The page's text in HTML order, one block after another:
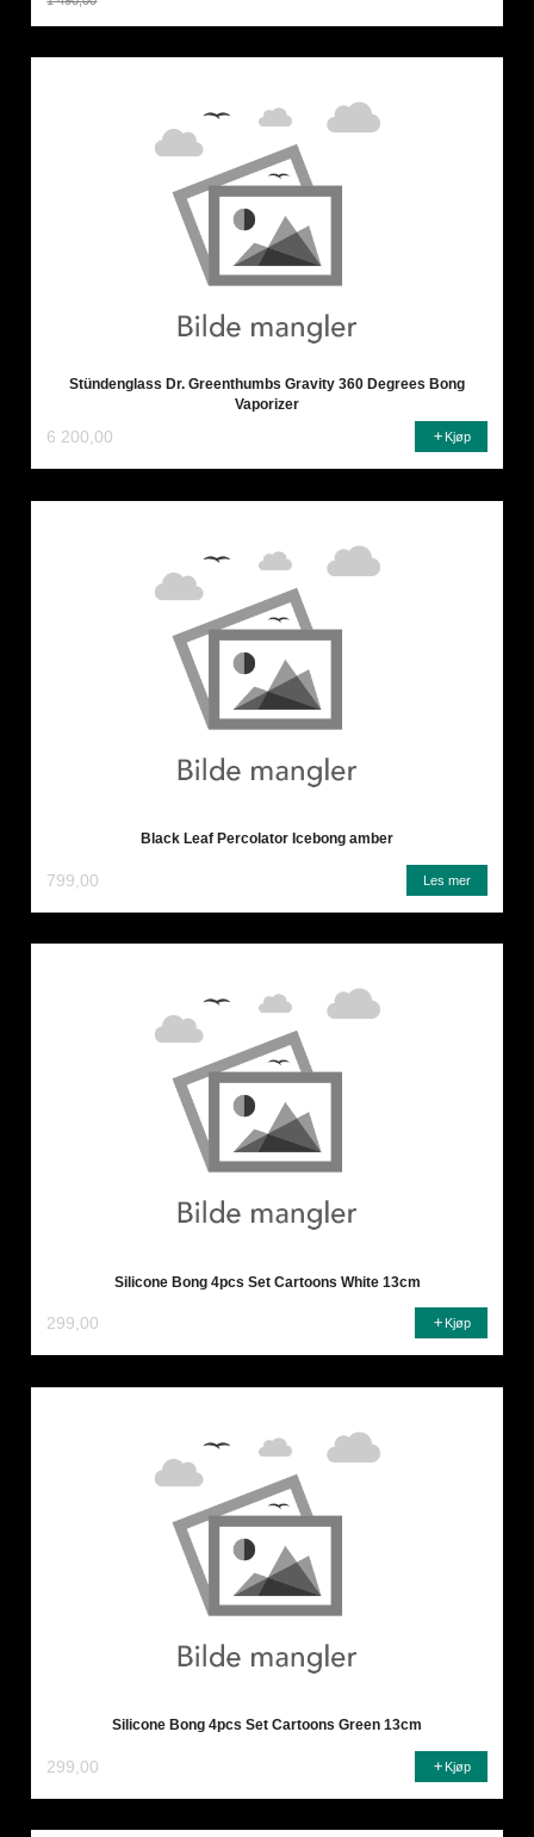
Stündenglass Dr. Greenthumbs Gravity 360 Degrees Bong
Vaporizer
6 200,00 Kjøp
Black Leaf Percolator Icebong amber
799,00 Les mer
Silicone Bong 4pcs Set Cartoons White 13cm
299,00 Kjøp
Silicone Bong 4pcs Set Cartoons Green 13cm
299,00 Kjøp